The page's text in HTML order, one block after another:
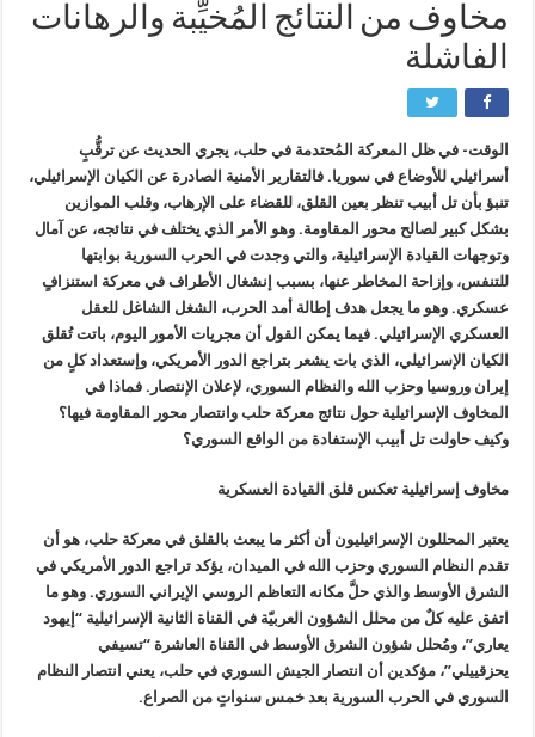
مخاوف من النتائج المُخيِّبة والرهانات
الفاشلة
الوقت- في ظل المعركة المُحتدمة في حلب، يجري الحديث عن ترقُّبٍ
أسرائيلي للأوضاع في سوريا. فالتقارير الأمنية الصادرة عن الكيان الإسرائيلي،
تنبؤ بأن تل أبيب تنظر بعين القلق، للقضاء على الإرهاب، وقلب الموازين
بشكل كبير لصالح محور المقاومة. وهو الأمر الذي يختلف في نتائجه، عن آمال
وتوجهات القيادة الإسرائيلية، والتي وجدت في الحرب السورية بوابتها
للتنفس، وإزاحة المخاطر عنها، بسبب إنشغال الأطراف في معركة استنزافٍ
عسكري. وهو ما يجعل هدف إطالة أمد الحرب، الشغل الشاغل للعقل
العسكري الإسرائيلي. فيما يمكن القول أن مجريات الأمور اليوم، باتت تُقلق
الكيان الإسرائيلي، الذي بات يشعر بتراجع الدور الأمريكي، وإستعداد كلٍ من
إيران وروسيا وحزب الله والنظام السوري، لإعلان الإنتصار. فماذا في
المخاوف الإسرائيلية حول نتائج معركة حلب وانتصار محور المقاومة فيها؟
وكيف حاولت تل أبيب الإستفادة من الواقع السوري؟
مخاوف إسرائيلية تعكس قلق القيادة العسكرية
يعتبر المحللون الإسرائيليون أن أكثر ما يبعث بالقلق في معركة حلب، هو أن
تقدم النظام السوري وحزب الله في الميدان، يؤكد تراجع الدور الأمريكي في
الشرق الأوسط والذي حلَّ مكانه التعاظم الروسي الإيراني السوري. وهو ما
اتفق عليه كلٌ من محلل الشؤون العربيّة في القناة الثانية الإسرائيلية “إيهود
يعاري”، ومُحلل شؤون الشرق الأوسط في القناة العاشرة “تسيفي
يحزقييلي”، مؤكدين أن انتصار الجيش السوري في حلب، يعني انتصار النظام
السوري في الحرب السورية بعد خمس سنواتٍ من الصراع.